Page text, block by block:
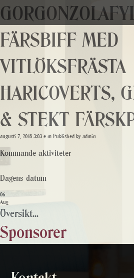
FÄRSBIFF MED
VITLÖKSFRÄSTA
HARICOVERTS,
& STEKT
augusti 7, 2018 3:03 e m Published by admin
Kommande aktiviteter
Dagens datum
06
Aug
Översikt...
Sponsorer